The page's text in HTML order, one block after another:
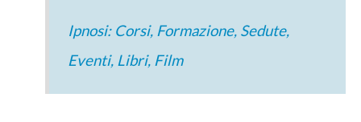
Ipnosi: Corsi, Formazione, Sedute,
Eventi, Libri, Film